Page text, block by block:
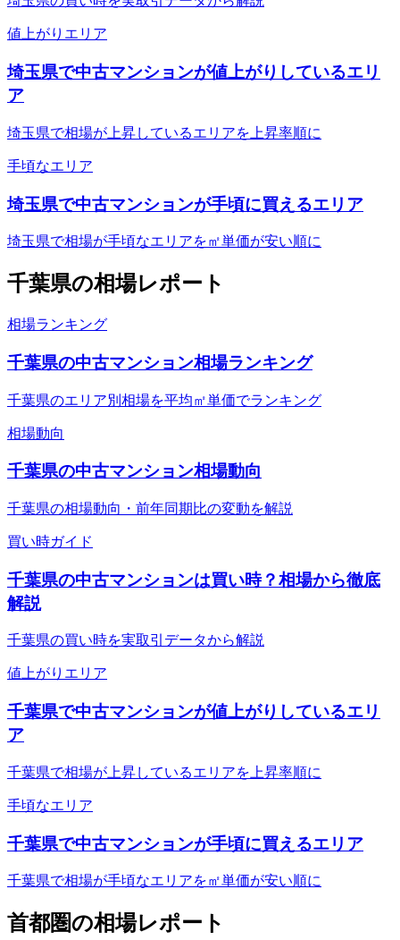
値上がりエリア
埼玉県で中古マンションが値上がりしているエリ
ア
埼玉県で相場が上昇しているエリアを上昇率順に
手頃なエリア
埼玉県で中古マンションが手頃に買えるエリア
埼玉県で相場が手頃なエリアを㎡単価が安い順に
千葉県の相場レポート
相場ランキング
千葉県の中古マンション相場ランキング
千葉県のエリア別相場を平均㎡単価でランキング
相場動向
千葉県の中古マンション相場動向
千葉県の相場動向・前年同期比の変動を解説
買い時ガイド
千葉県の中古マンションは買い時？相場から徹底
解説
千葉県の買い時を実取引データから解説
値上がりエリア
千葉県で中古マンションが値上がりしているエリ
ア
千葉県で相場が上昇しているエリアを上昇率順に
手頃なエリア
千葉県で中古マンションが手頃に買えるエリア
千葉県で相場が手頃なエリアを㎡単価が安い順に
首都圏の相場レポート